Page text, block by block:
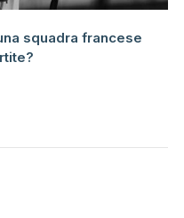
squadra francese